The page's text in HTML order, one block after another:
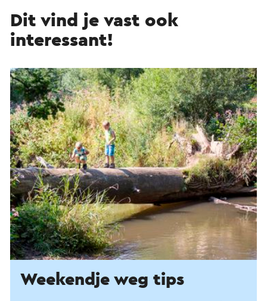
Dit vind je vast ook
interessant!
Weekendje weg tips